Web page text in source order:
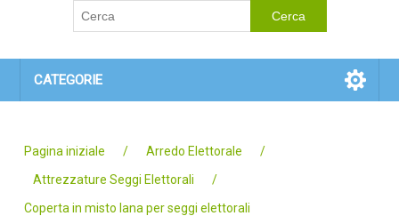
CATEGORIE
Pagina iniziale / Arredo Elettorale
/
Attrezzature Seggi Elettorali
/
Coperta in misto lana per seggi elettorali